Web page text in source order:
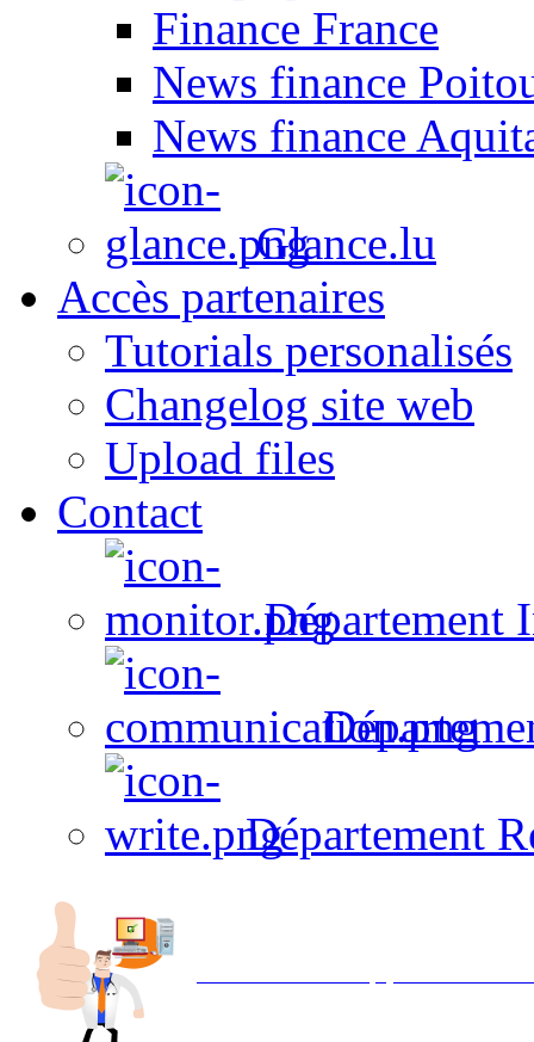
Finance France
News finance
News finance
Glance.lu
Accès partenaires
Tutorials personalisés
Changelog site web
Upload files
Contact
Département
Département